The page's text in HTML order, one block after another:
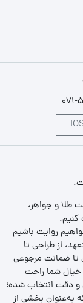
071-
صنعت طلا و جواهر،
کنیم.
روایت باشیم
از طراحی تا
تا ضمانت مرجوعی
خیال شما راحت
و دقت انتخاب شده؛
به‌عنوان بخشی از